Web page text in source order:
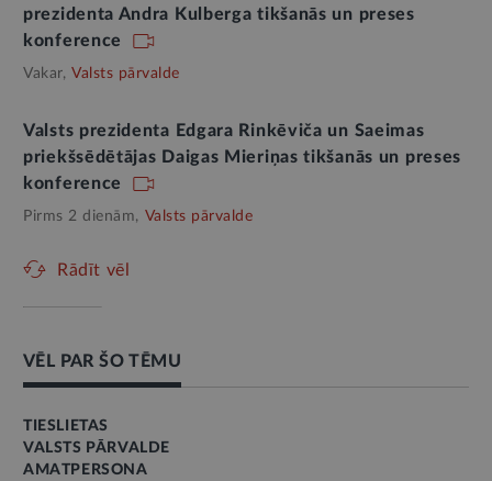
prezidenta Andra Kulberga tikšanās un preses
konference
Vakar, Valsts pārvalde
Valsts prezidenta Edgara Rinkēviča un Saeimas
priekšsēdētājas Daigas Mieriņas tikšanās un preses
konference
Pirms 2 dienām, Valsts pārvalde
Rādīt vēl
VĒL PAR ŠO TĒMU
TIESLIETAS
VALSTS PĀRVALDE
AMATPERSONA